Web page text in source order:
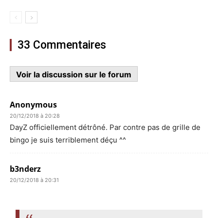
33 Commentaires
Voir la discussion sur le forum
Anonymous
20/12/2018 à 20:28
DayZ officiellement détrôné. Par contre pas de grille de
bingo je suis terriblement déçu ^^
b3nderz
20/12/2018 à 20:31